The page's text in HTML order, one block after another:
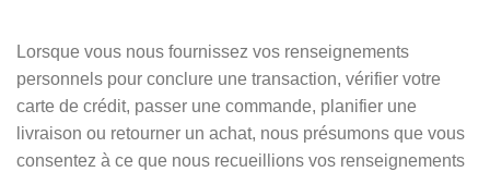
Lorsque vous nous fournissez vos renseignements
personnels pour conclure une transaction, vérifier votre
carte de crédit, passer une commande, planifier une
livraison ou retourner un achat, nous présumons que vous
consentez à ce que nous recueillions vos renseignements